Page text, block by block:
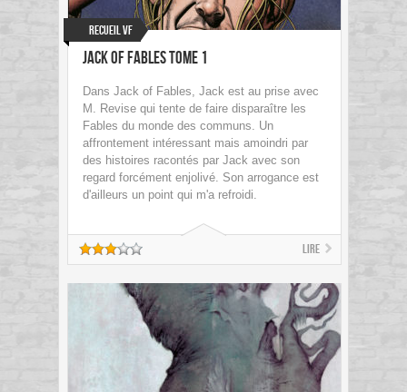
Recueil VF
Jack of Fables Tome 1
Dans Jack of Fables, Jack est au prise avec
M. Revise qui tente de faire disparaître les
Fables du monde des communs. Un
affrontement intéressant mais amoindri par
des histoires racontés par Jack avec son
regard forcément enjolivé. Son arrogance est
d'ailleurs un point qui m'a refroidi.
Lire